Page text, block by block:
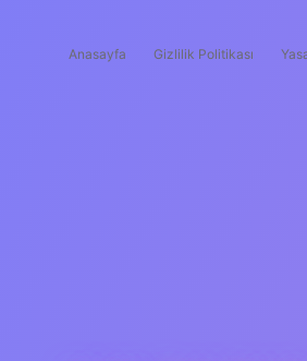
Anasayfa Gizlilik Politikası